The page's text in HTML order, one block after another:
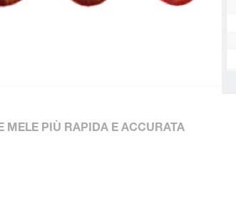
MELE PIÙ RAPIDA E ACCURATA